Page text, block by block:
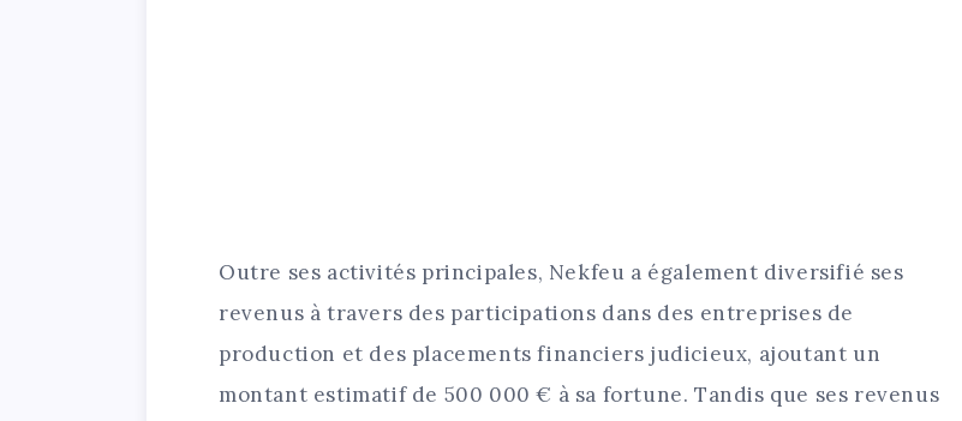
Outre ses activités principales, Nekfeu a également diversifié ses
revenus à travers des participations dans des entreprises de
production et des placements financiers judicieux, ajoutant un
montant estimatif de 500 000 € à sa fortune. Tandis que ses revenus